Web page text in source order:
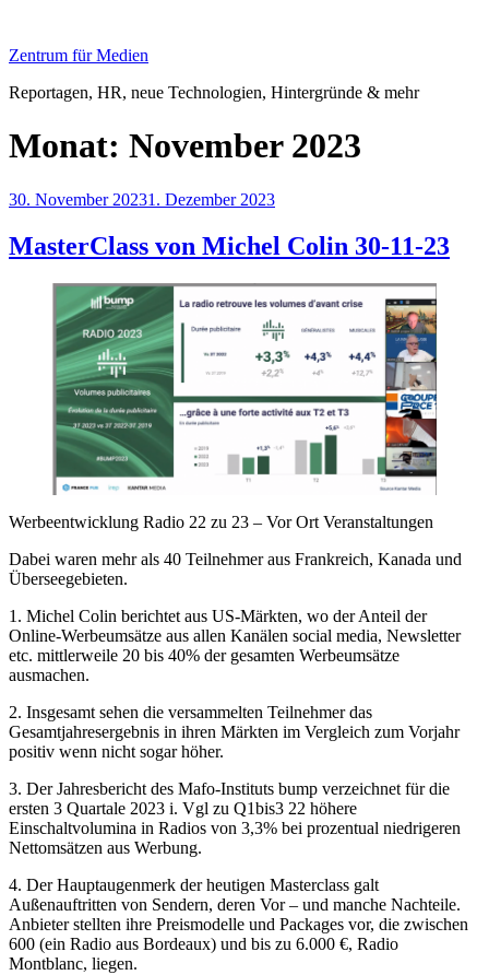
springen
Zentrum für Medien
Reportagen, HR, neue Technologien, Hintergründe & mehr
Monat: November 2023
Veröffentlicht
30. November 20231. Dezember 2023
MasterClass von Michel Colin 30-11-23
Werbeentwicklung Radio 22 zu 23 – Vor Ort Veranstaltungen
Dabei waren mehr als 40 Teilnehmer aus Frankreich, Kanada und
Überseegebieten.
1. Michel Colin berichtet aus US-Märkten, wo der Anteil der
Online-Werbeumsätze aus allen Kanälen social media, Newsletter
etc. mittlerweile 20 bis 40% der gesamten Werbeumsätze
ausmachen.
2. Insgesamt sehen die versammelten Teilnehmer das
Gesamtjahresergebnis in ihren Märkten im Vergleich zum Vorjahr
positiv wenn nicht sogar höher.
3. Der Jahresbericht des Mafo-Instituts bump verzeichnet für die
ersten 3 Quartale 2023 i. Vgl zu Q1bis3 22 höhere
Einschaltvolumina in Radios von 3,3% bei prozentual niedrigeren
Nettomsätzen aus Werbung.
4. Der Hauptaugenmerk der heutigen Masterclass galt
Außenauftritten von Sendern, deren Vor – und manche Nachteile.
Anbieter stellten ihre Preismodelle und Packages vor, die zwischen
600 (ein Radio aus Bordeaux) und bis zu 6.000 €, Radio
Montblanc, liegen.